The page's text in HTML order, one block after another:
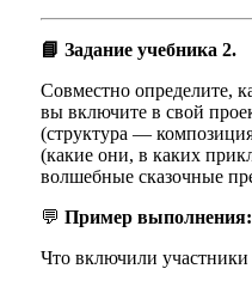
📘 Задание учебника 2.
Совместно определите,
вы включите в свой
(структура —
(какие они, в каких
волшебные сказочные
💬 Пример выполнения:
Что включили участники